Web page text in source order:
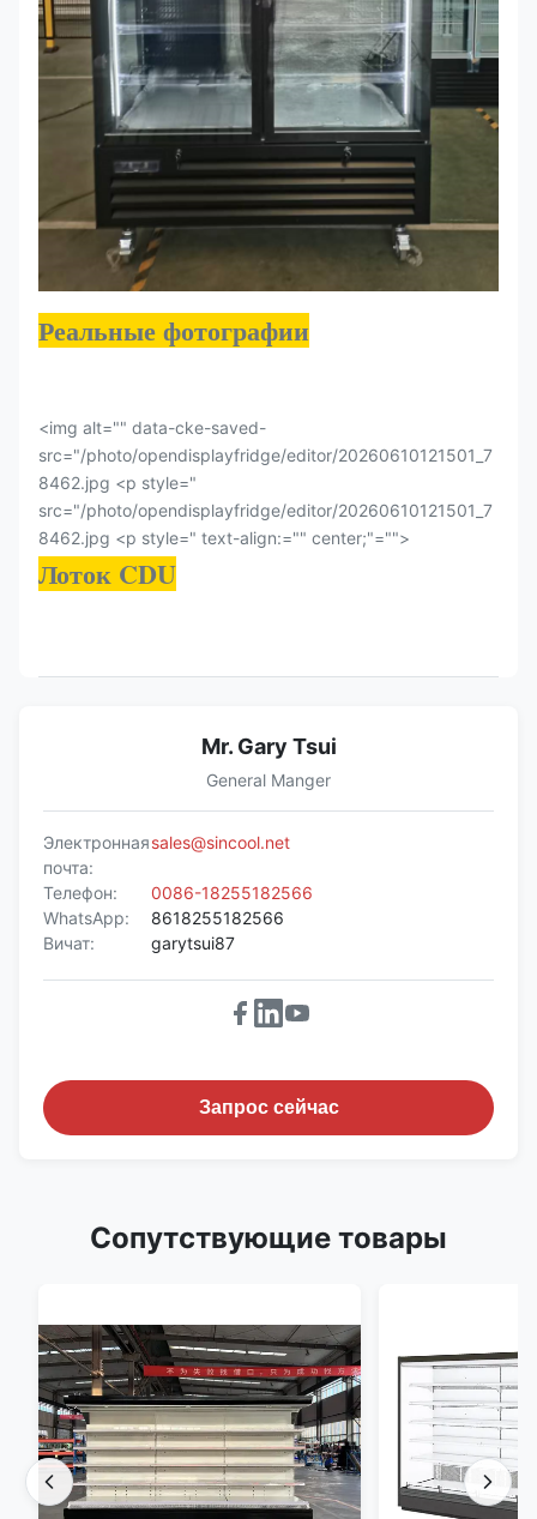
Реальные фотографии
<img alt="" data-cke-saved-
src="/photo/opendisplayfridge/editor/20260610121501_7
8462.jpg <p style="
src="/photo/opendisplayfridge/editor/20260610121501_7
8462.jpg <p style=" text-align:="" center;"="">
Лоток CDU
Mr. Gary Tsui
General Manger
Электронная
почта:
sales@sincool.net
Телефон:
0086-18255182566
WhatsApp:
8618255182566
Вичат:
garytsui87
Запрос сейчас
Сопутствующие товары